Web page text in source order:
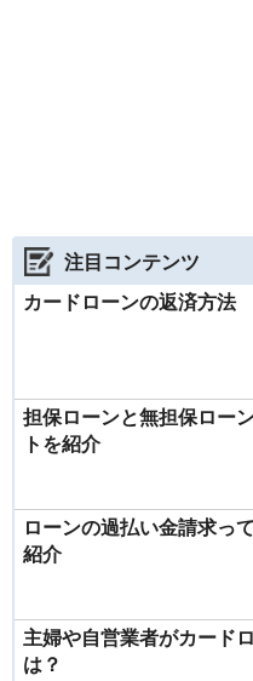
注目コンテンツ
カードローンの返済方法
担保ローンと無担保ロー
トを紹介
ローンの過払い金請求っ
紹介
主婦や自営業者がカード
は？